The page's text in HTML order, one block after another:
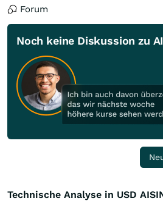
Forum
Noch keine Diskussion zu
Technische Analyse in USD